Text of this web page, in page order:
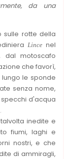
da una
sulle rotte della
Lince nel
dal motoscafo
che favorì,
le sponde
senza nome,
d'acqua
inedite e
fiumi, laghi e
nostri, e che
di ammiragli,